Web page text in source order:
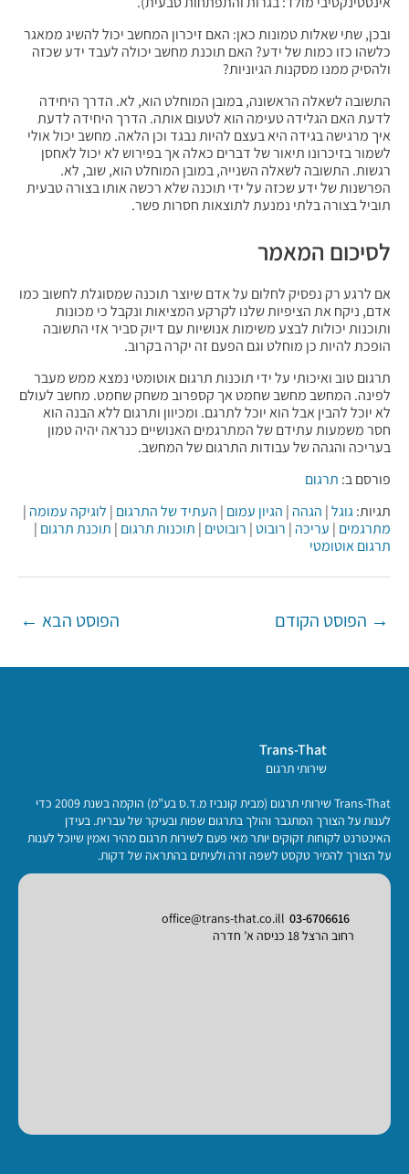
ובכן, שתי שאלות טמונות כאן: האם זיכרון המחשב יכול להשיג ממאגר
כלשהו כזו כמות של ידע? האם תוכנת מחשב יכולה לעבד ידע שכזה
ולהסיק ממנו מסקנות הגיוניות?
התשובה לשאלה הראשונה, במובן המוחלט הוא, לא. הדרך היחידה
לדעת האם הגלידה טעימה הוא לטעום אותה. הדרך היחידה לדעת
איך מרגישה בגידה היא בעצם להיות נבגד וכן הלאה. מחשב יכול אולי
לשמור בזיכרונו תיאור של דברים כאלה אך בפירוש לא יכול לאחסן
רגשות. התשובה לשאלה השנייה, במובן המוחלט הוא, שוב, לא.
הפרשנות של ידע שכזה על ידי תוכנה שלא רכשה אותו בצורה טבעית
תוביל בצורה בלתי נמנעת לתוצאות חסרות פשר.
לסיכום המאמר
אם לרגע רק נפסיק לחלום על אדם שיוצר תוכנה שמסוגלת לחשוב כמו
אדם, ניקח את הציפיות שלנו לקרקע המציאות ונקבל כי מכונות
ותוכנות יכולות לבצע משימות אנושיות עם דיוק סביר אזי התשובה
הופכת להיות כן מוחלט וגם הפעם זה יקרה בקרוב.
תרגום טוב ואיכותי על ידי תוכנות תרגום אוטומטי נמצא ממש מעבר
לפינה. המחשב מחשב שחמט אך קספרוב משחק שחמט. מחשב לעולם
לא יוכל להבין אבל הוא יוכל לתרגם. ומכיוון ותרגום ללא הבנה הוא
חסר משמעות עתידם של המתרגמים האנושיים כנראה יהיה טמון
בעריכה והגהה של עבודות התרגום של המחשב.
פורסם ב: תרגום
תגיות:גוגל| הגהה | הגיון עמום | העתיד של התרגום | לוגיקה עמומה |
מתרגמים | עריכה | רובוט| רובוטים | תוכנות תרגום | תוכנת תרגום |
תרגום אוטומטי
navigation
→ הפוסט הקודם הפוסט הבא ←
Trans-That
שירותי תרגום
Trans-That שירותי תרגום (מבית קונביז מ.ד.ס בע”מ) הוקמה בשנת 2009 כדי
לענות על הצורך המתגבר והולך בתרגום שפות ובעיקר של עברית. בעידן
האינטרנט לקוחות זקוקים יותר מאי פעם לשירות תרגום מהיר ואמין שיוכל לענות
על הצורך להמיר טקסט לשפה זרה ולעיתים בהתראה של דקות.
03-6706616
office@trans-that.co.ill
רחוב הרצל 18 כניסה א’ חדרה